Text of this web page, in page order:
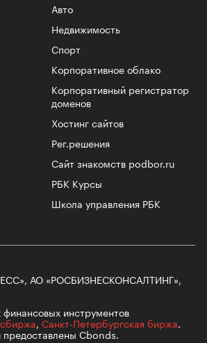
Авто
Недвижимость
Спорт
Корпоративное облако
Корпоративный регистратор
доменов
Хостинг сайтов
Рег.решения
Сайт знакомств podbor.ru
РБК Курсы
Школа управления РБК
АО «РОСБИЗНЕСКОНСАЛТИНГ»,
инструментов
, Санкт-Петербургская биржа.
Cbonds.